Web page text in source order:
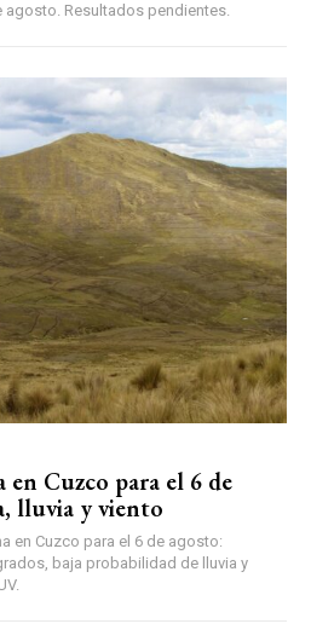
agosto. Resultados pendientes.
Cuzco para el 6 de
lluvia y viento
en Cuzco para el 6 de agosto:
baja probabilidad de lluvia y